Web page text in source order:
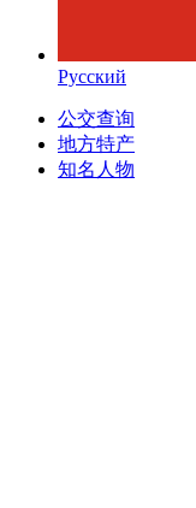
Русский
公交查询
地方特产
知名人物